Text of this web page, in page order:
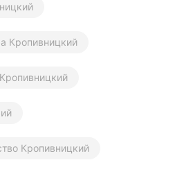
Кропивницкий
Кропивницкий